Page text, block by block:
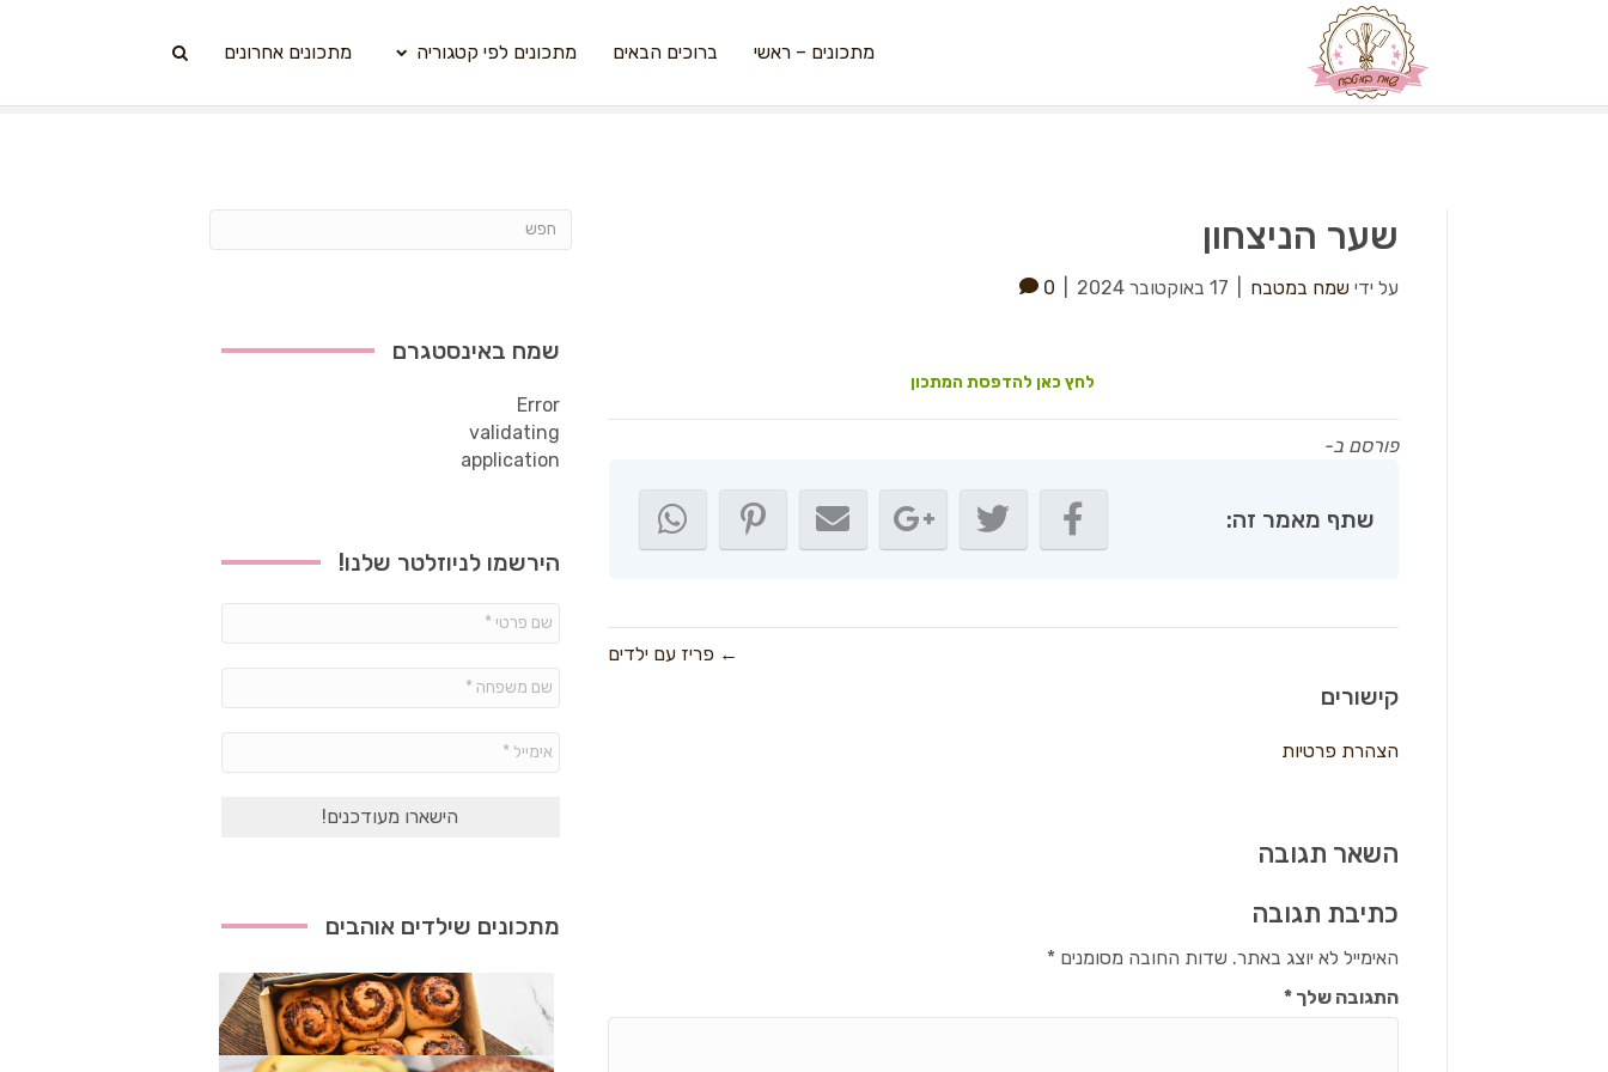
מתכונים – ראשי ברוכים הבאים מתכונים לפי קטגוריה מתכונים אחרונים
שער הניצחון
על ידי שמח במטבח 17 באוקטובר 2024 0
לחץ כאן להדפסת המתכון
פורסם ב-
שתף מאמר זה:
← פריז עם ילדים
קישורים
הצהרת פרטיות
השאר תגובה
כתיבת תגובה
האימייל לא יוצג באתר. שדות החובה מסומנים*
התגובה שלך*
שמח באינסטגרם
Error
validating
application
הירשמו לניוזלטר שלנו!
פרטי
משפחה
*
מתכונים שילדים אוהבים